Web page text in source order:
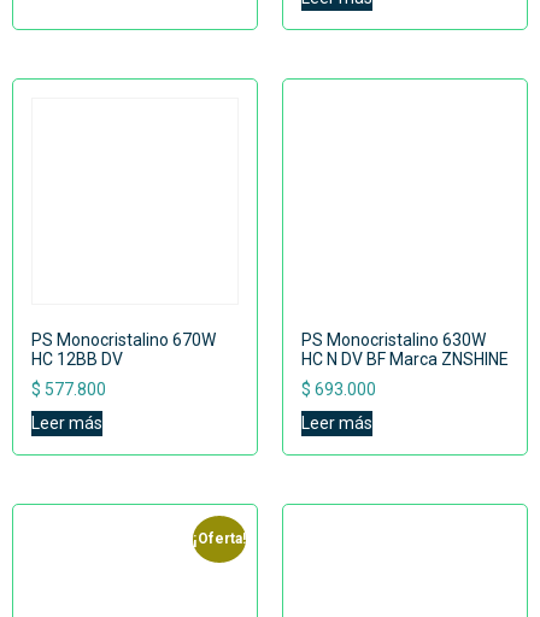
PS Monocristalino 670W
HC 12BB DV
$ 577.800
Leer más
PS Monocristalino 630W
HC N DV BF Marca ZNSHINE
$ 693.000
Leer más
¡Oferta!